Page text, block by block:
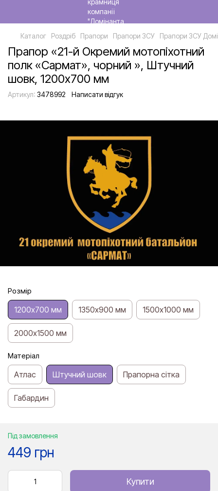
Каталог Роздріб Прапори Прапори ЗСУ Прапори ЗСУ
Прапор «21-й Окремий мотопіхотний
полк «Сармат», чорний », Штучний
шовк, 1200х700 мм
Артикул: 3478992 Написати відгук
Розмір
1200х700 мм 1350х900 мм 1500х1000 мм
2000х1500 мм
Матеріал
Атлас Штучний шовк Прапорна сітка
Габардин
Під замовлення
449 грн
Купити